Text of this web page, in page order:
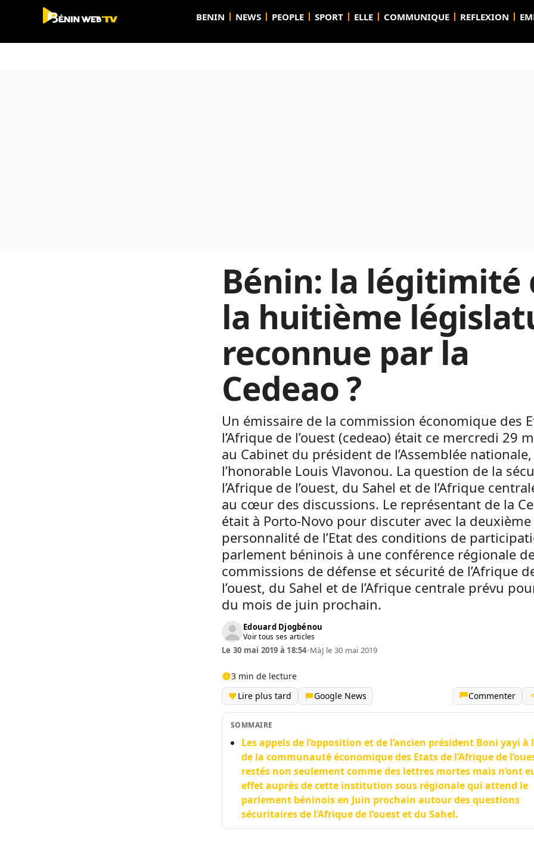
BENIN NEWS PEOPLE SPORT ELLE COMMUNIQUE REFLEXION
Bénin: la légitimité
la huitième
reconnue par la
Cedeao ?
Un émissaire de la commission économique des
l’Afrique de l’ouest (cedeao) était ce mercredi 29
au Cabinet du président de l’Assemblée nationale,
l’honorable Louis Vlavonou. La question de la
l’Afrique de l’ouest, du Sahel et de l’Afrique
au cœur des discussions. Le représentant de la
était à Porto-Novo pour discuter avec la deuxième
personnalité de l’Etat des conditions de
parlement béninois à une conférence régionale
commissions de défense et sécurité de l’Afrique
l’ouest, du Sahel et de l’Afrique centrale prévu
du mois de juin prochain.
Edouard Djogbénou
Voir tous ses articles
Le 30 mai 2019 à 18:54•MàJ le 30 mai 2019
3 min de lecture
Lire plus tard
Google News Commenter
SOMMAIRE
Les appels de l’opposition et de l’ancien président Boni yayi à
de la communauté économique des Etats de l’Afrique de
restés non seulement comme des lettres mortes mais n’ont
effet auprès de cette institution sous régionale qui attend le
parlement béninois en Juin prochain autour des questions
sécuritaires de l’Afrique de l’ouest et du Sahel.